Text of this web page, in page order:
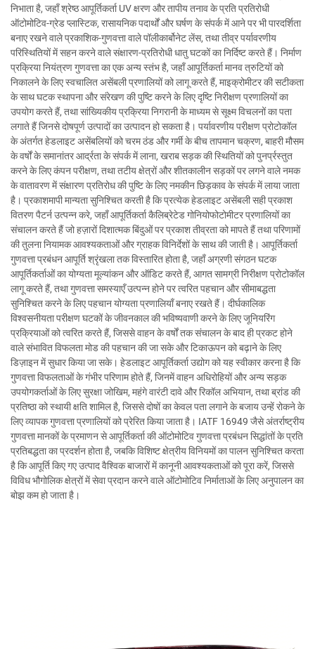
निभाता है, जहाँ श्रेष्ठ आपूर्तिकर्ता UV क्षरण और तापीय तनाव के प्रति प्रतिरोधी
ऑटोमोटिव-ग्रेड प्लास्टिक, रासायनिक पदार्थों और घर्षण के संपर्क में आने पर भी पारदर्शिता
बनाए रखने वाले प्रकाशिक-गुणवत्ता वाले पॉलीकार्बोनेट लेंस, तथा तीव्र पर्यावरणीय
परिस्थितियों में सहन करने वाले संक्षारण-प्रतिरोधी धातु घटकों का निर्दिष्ट करते हैं। निर्माण
प्रक्रिया नियंत्रण गुणवत्ता का एक अन्य स्तंभ है, जहाँ आपूर्तिकर्ता मानव त्रुटियों को
निकालने के लिए स्वचालित असेंबली प्रणालियों को लागू करते हैं, माइक्रोमीटर की सटीकता
के साथ घटक स्थापना और संरेखण की पुष्टि करने के लिए दृष्टि निरीक्षण प्रणालियों का
उपयोग करते हैं, तथा सांख्यिकीय प्रक्रिया निगरानी के माध्यम से सूक्ष्म विचलनों का पता
लगाते हैं जिनसे दोषपूर्ण उत्पादों का उत्पादन हो सकता है। पर्यावरणीय परीक्षण प्रोटोकॉल
के अंतर्गत हेडलाइट असेंबलियों को चरम ठंड और गर्मी के बीच तापमान चक्रण, बाहरी मौसम
के वर्षों के समानांतर आर्द्रता के संपर्क में लाना, खराब सड़क की स्थितियों को पुनर्प्रस्तुत
करने के लिए कंपन परीक्षण, तथा तटीय क्षेत्रों और शीतकालीन सड़कों पर लगने वाले नमक
के वातावरण में संक्षारण प्रतिरोध की पुष्टि के लिए नमकीन छिड़काव के संपर्क में लाया जाता
है। प्रकाशमापी मान्यता सुनिश्चित करती है कि प्रत्येक हेडलाइट असेंबली सही प्रकाश
वितरण पैटर्न उत्पन्न करे, जहाँ आपूर्तिकर्ता कैलिब्रेटेड गोनियोफोटोमीटर प्रणालियों का
संचालन करते हैं जो हज़ारों दिशात्मक बिंदुओं पर प्रकाश तीव्रता को मापते हैं तथा परिणामों
की तुलना नियामक आवश्यकताओं और ग्राहक विनिर्देशों के साथ की जाती है। आपूर्तिकर्ता
गुणवत्ता प्रबंधन आपूर्ति श्रृंखला तक विस्तारित होता है, जहाँ अग्रणी संगठन घटक
आपूर्तिकर्ताओं का योग्यता मूल्यांकन और ऑडिट करते हैं, आगत सामग्री निरीक्षण प्रोटोकॉल
लागू करते हैं, तथा गुणवत्ता समस्याएँ उत्पन्न होने पर त्वरित पहचान और सीमाबद्धता
सुनिश्चित करने के लिए पहचान योग्यता प्रणालियाँ बनाए रखते हैं। दीर्घकालिक
विश्वसनीयता परीक्षण घटकों के जीवनकाल की भविष्यवाणी करने के लिए जूनियरिंग
प्रक्रियाओं को त्वरित करते हैं, जिससे वाहन के वर्षों तक संचालन के बाद ही प्रकट होने
वाले संभावित विफलता मोड की पहचान की जा सके और टिकाऊपन को बढ़ाने के लिए
डिज़ाइन में सुधार किया जा सके। हेडलाइट आपूर्तिकर्ता उद्योग को यह स्वीकार करना है कि
गुणवत्ता विफलताओं के गंभीर परिणाम होते हैं, जिनमें वाहन अधिरोहियों और अन्य सड़क
उपयोगकर्ताओं के लिए सुरक्षा जोखिम, महंगे वारंटी दावे और रिकॉल अभियान, तथा ब्रांड की
प्रतिष्ठा को स्थायी क्षति शामिल है, जिससे दोषों का केवल पता लगाने के बजाय उन्हें रोकने के
लिए व्यापक गुणवत्ता प्रणालियों को प्रेरित किया जाता है। IATF 16949 जैसे अंतर्राष्ट्रीय
गुणवत्ता मानकों के प्रमाणन से आपूर्तिकर्ता की ऑटोमोटिव गुणवत्ता प्रबंधन सिद्धांतों के प्रति
प्रतिबद्धता का प्रदर्शन होता है, जबकि विशिष्ट क्षेत्रीय विनियमों का पालन सुनिश्चित करता
है कि आपूर्ति किए गए उत्पाद वैश्विक बाजारों में कानूनी आवश्यकताओं को पूरा करें, जिससे
विविध भौगोलिक क्षेत्रों में सेवा प्रदान करने वाले ऑटोमोटिव निर्माताओं के लिए अनुपालन का
बोझ कम हो जाता है।